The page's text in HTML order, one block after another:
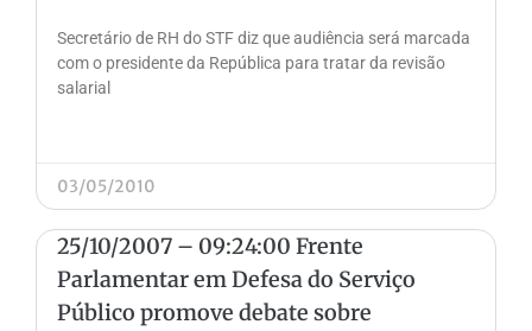
Secretário de RH do STF diz que audiência será marcada
com o presidente da República para tratar da revisão
salarial
03/05/2010
25/10/2007 – 09:24:00 Frente
Parlamentar em Defesa do Serviço
Público promove debate sobre